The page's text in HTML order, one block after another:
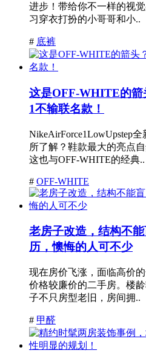
进步！带给你不一样的视
习穿衣打扮的小哥哥和小..
# 底裤
这是OFF-WHITE的箭
1不输联名款！
NikeAirForce1LowUpstep
所了解？鞋款最大的亮点
这也与OFF-WHITE的经典..
# OFF-WHITE
老房子改造，结构不
历，懊悔的人可不少
现在房价飞涨，面临高价
价格较廉价的二手房。楼
子不只房型老旧，房间拥..
# 甲醛